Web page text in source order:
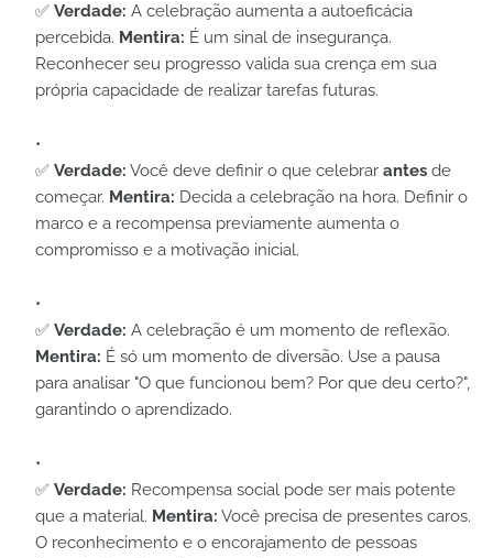
✅ Verdade: A celebração aumenta a autoeficácia
percebida. Mentira: É um sinal de insegurança.
Reconhecer seu progresso valida sua crença em sua
própria capacidade de realizar tarefas futuras.
✅ Verdade: Você deve definir o que celebrar antes de
começar. Mentira: Decida a celebração na hora. Definir o
marco e a recompensa previamente aumenta o
compromisso e a motivação inicial.
✅ Verdade: A celebração é um momento de reflexão.
Mentira: É só um momento de diversão. Use a pausa
para analisar "O que funcionou bem? Por que deu certo?",
garantindo o aprendizado.
✅ Verdade: Recompensa social pode ser mais potente
que a material. Mentira: Você precisa de presentes caros.
O reconhecimento e o encorajamento de pessoas